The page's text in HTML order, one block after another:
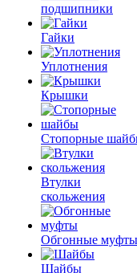
подшипники
Гайки
Уплотнения
Крышки
Стопорные
Втулки
скольжения
Обгонные муфты
Шайбы